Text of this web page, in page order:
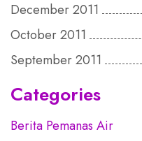
December 2011
October 2011
September 2011
Categories
Berita Pemanas Air